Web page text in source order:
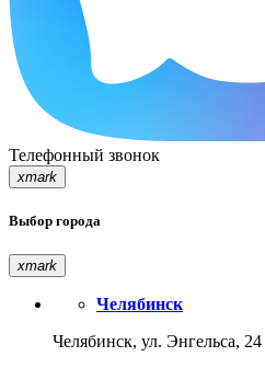
Телефонный звонок
xmark
Выбор города
xmark
Челябинск
Челябинск, ул. Энгельса, 24